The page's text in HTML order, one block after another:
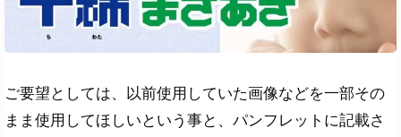
ご要望としては、以前使用していた画像などを一部その
まま使用してほしいという事と、パンフレットに記載さ